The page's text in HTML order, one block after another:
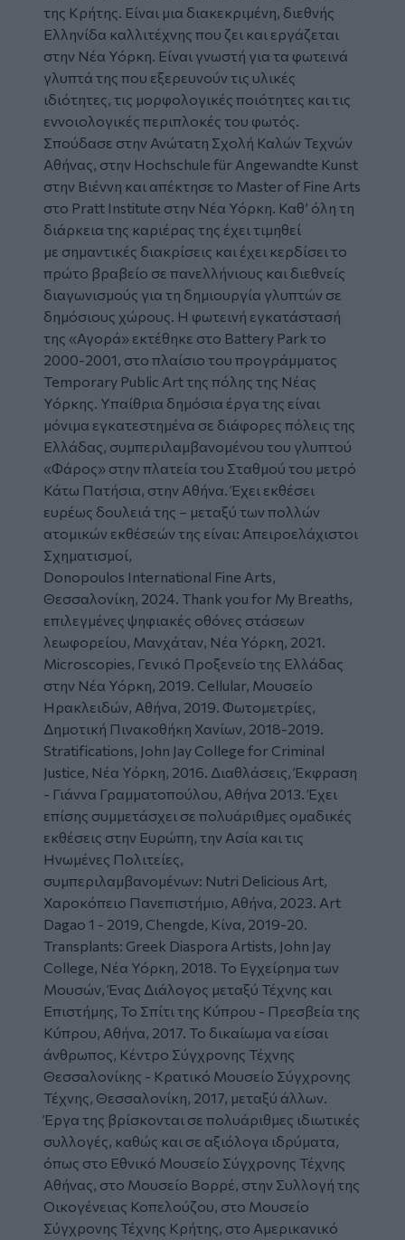
της Κρήτης. Είναι μια διακεκριμένη, διεθνής
Ελληνίδα καλλιτέχνης που ζει και εργάζεται
στην Νέα Υόρκη. Είναι γνωστή για τα φωτεινά
γλυπτά της που εξερευνούν τις υλικές
ιδιότητες, τις μορφολογικές ποιότητες και τις
εννοιολογικές περιπλοκές του φωτός.
Σπούδασε στην Ανώτατη Σχολή Καλών Τεχνών
Αθήνας, στην Hochschule für Angewandte Kunst
στην Βιέννη και απέκτησε το Master of Fine Arts
στο Pratt Institute στην Νέα Υόρκη. Καθ’ όλη τη
διάρκεια της καριέρας της έχει τιμηθεί
με σημαντικές διακρίσεις και έχει κερδίσει το
πρώτο βραβείο σε πανελλήνιους και διεθνείς
διαγωνισμούς για τη δημιουργία γλυπτών σε
δημόσιους χώρους. Η φωτεινή εγκατάστασή
της «Αγορά» εκτέθηκε στο Battery Park το
2000-2001, στο πλαίσιο του προγράμματος
Temporary Public Art της πόλης της Νέας
Υόρκης. Υπαίθρια δημόσια έργα της είναι
μόνιμα εγκατεστημένα σε διάφορες πόλεις της
Ελλάδας, συμπεριλαμβανομένου του γλυπτού
«Φάρος» στην πλατεία του Σταθμού του μετρό
Κάτω Πατήσια, στην Αθήνα. Έχει εκθέσει
ευρέως δουλειά της – μεταξύ των πολλών
ατομικών εκθέσεών της είναι: Απειροελάχιστοι
Σχηματισμοί,
Donopoulos International Fine Arts,
Θεσσαλονίκη, 2024. Thank you for My Breaths,
επιλεγμένες ψηφιακές οθόνες στάσεων
λεωφορείου, Μανχάταν, Νέα Υόρκη, 2021.
Microscopies, Γενικό Προξενείο της Ελλάδας
στην Νέα Υόρκη, 2019. Cellular, Μουσείο
Ηρακλειδών, Αθήνα, 2019. Φωτομετρίες,
Δημοτική Πινακοθήκη Χανίων, 2018-2019.
Stratifications, John Jay College for Criminal
Justice, Νέα Υόρκη, 2016. Διαθλάσεις, Έκφραση
- Γιάννα Γραμματοπούλου, Αθήνα 2013. Έχει
επίσης συμμετάσχει σε πολυάριθμες ομαδικές
εκθέσεις στην Ευρώπη, την Ασία και τις
Ηνωμένες Πολιτείες,
συμπεριλαμβανομένων: Nutri Delicious Art,
Χαροκόπειο Πανεπιστήμιο, Αθήνα, 2023. Art
Dagao 1 - 2019, Chengde, Κίνα, 2019-20.
Transplants: Greek Diaspora Artists, John Jay
College, Νέα Υόρκη, 2018. Το Εγχείρημα των
Μουσών, Ένας Διάλογος μεταξύ Τέχνης και
Επιστήμης, Το Σπίτι της Κύπρου - Πρεσβεία της
Κύπρου, Αθήνα, 2017. Το δικαίωμα να είσαι
άνθρωπος, Κέντρο Σύγχρονης Τέχνης
Θεσσαλονίκης - Κρατικό Μουσείο Σύγχρονης
Τέχνης, Θεσσαλονίκη, 2017, μεταξύ άλλων.
Έργα της βρίσκονται σε πολυάριθμες ιδιωτικές
συλλογές, καθώς και σε αξιόλογα ιδρύματα,
όπως στο Εθνικό Μουσείο Σύγχρονης Τέχνης
Αθήνας, στο Μουσείο Βορρέ, στην Συλλογή της
Οικογένειας Κοπελούζου, στο Μουσείο
Σύγχρονης Τέχνης Κρήτης, στο Αμερικανικό